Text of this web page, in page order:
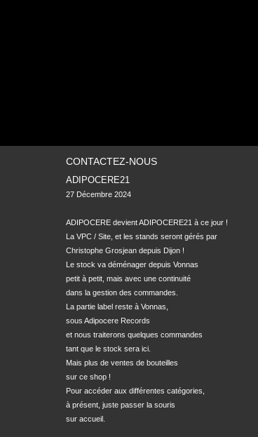
CONTACTEZ-NOUS
ADIPOCERE21
27 Décembre 2024
ADIPOCERE devient ADIPOCERE21 à ce jour !
La VPC / Site, et les stands seront gérés par
Christophe Grosjean depuis Dijon !
Le stock va déménager depuis Vonnas
petit à petit, mais avec une continuité
dans la gestion des commandes.
La partie label reste à Vonnas,
sous Adipocere Records
et nous traiterons quelques commandes
tant que le stock sera ici.
Mais plus de ventes de bouteilles
sur ce shop !
Pour accéder aux différentes catégories,
à présent, juste passer la souris
sur accueil.